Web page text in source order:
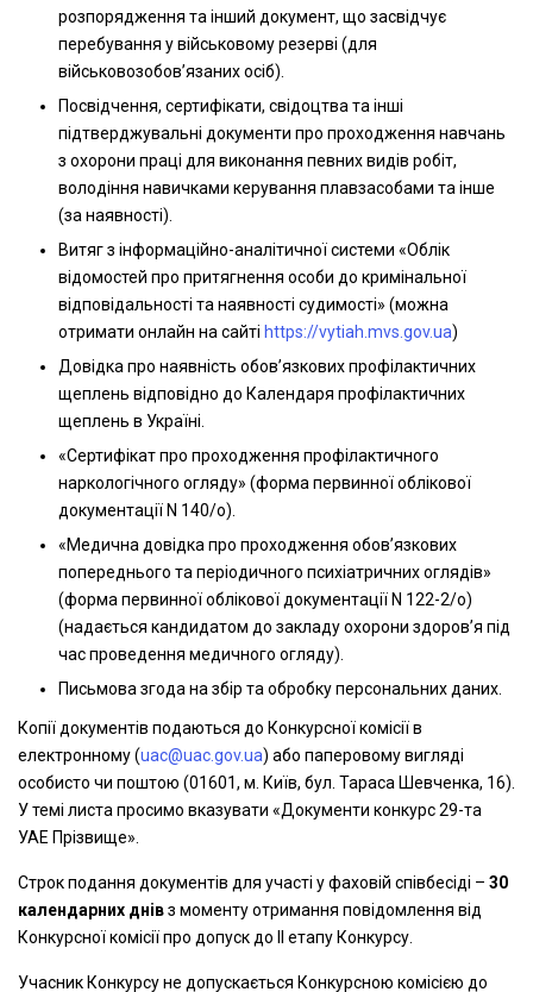
розпорядження та інший документ, що засвідчує
перебування у військовому резерві (для
військовозобов’язаних осіб).
Посвідчення, сертифікати, свідоцтва та інші
підтверджувальні документи про проходження навчань
з охорони праці для виконання певних видів робіт,
володіння навичками керування плавзасобами та інше
(за наявності).
Витяг з інформаційно-аналітичної системи «Облік
відомостей про притягнення особи до кримінальної
відповідальності та наявності судимості» (можна
отримати онлайн на сайті https://vytiah.mvs.gov.ua)
Довідка про наявність обов’язкових профілактичних
щеплень відповідно до Календаря профілактичних
щеплень в Україні.
«Сертифікат про проходження профілактичного
наркологічного огляду» (форма первинної облікової
документації N 140/о).
«Медична довідка про проходження обов’язкових
попереднього та періодичного психіатричних оглядів»
(форма первинної облікової документації N 122-2/о)
(надається кандидатом до закладу охорони здоров’я під
час проведення медичного огляду).
Письмова згода на збір та обробку персональних даних.
Копії документів подаються до Конкурсної комісії в
електронному (uac@uac.gov.ua) або паперовому вигляді
особисто чи поштою (01601, м. Київ, бул. Тараса Шевченка, 16).
У темі листа просимо вказувати «Документи конкурс 29-та
УАЕ Прізвище».
Строк подання документів для участі у фаховій співбесіді – 30
календарних днівз моменту отримання повідомлення від
Конкурсної комісії про допуск до ІІ етапу Конкурсу.
Учасник Конкурсу не допускається Конкурсною комісією до